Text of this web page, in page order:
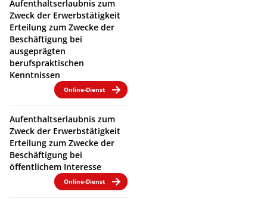
Aufenthaltserlaubnis zum
Zweck der Erwerbstätigkeit
Erteilung zum Zwecke der
Beschäftigung bei
ausgeprägten
berufspraktischen
Kenntnissen
Online-Dienst
Aufenthaltserlaubnis zum
Zweck der Erwerbstätigkeit
Erteilung zum Zwecke der
Beschäftigung bei
öffentlichem Interesse
Online-Dienst